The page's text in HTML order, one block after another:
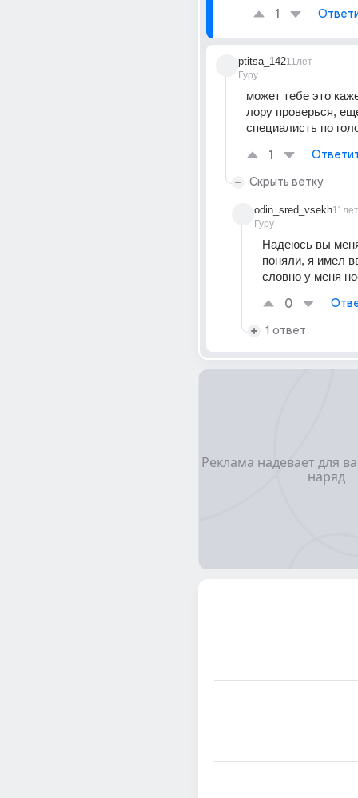
1
ptitsa_142
Гуру
11лет
может тебе это
лору проверься,
специалисть по
1
Скрыть ветку
odin_sred_vsekh
Гуру
11лет
Надеюсь вы
поняли, я имел
словно у меня
0
1 ответ